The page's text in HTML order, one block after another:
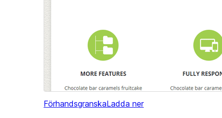
FörhandsgranskaLadda ner